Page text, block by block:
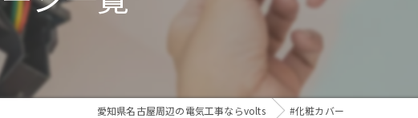
ォーム
ス
愛知県名古屋周辺の電気工事ならvolts #化粧カバー